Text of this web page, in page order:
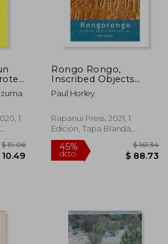
$ 51.45
$ 28.30
45%
1
Rongo Rongo,
Inscribed Objects
from Rapa Nui (en
Inglés)
Paul Horley
Rapanui Press, 2021, 1
Edición, Tapa Blanda,
Nuevo